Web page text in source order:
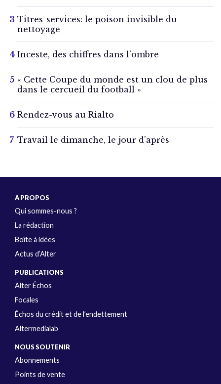
Titres-services: le poison invisible du
nettoyage
Inceste, des chiffres dans l’ombre
« Cette Coupe du monde est un clou de plus
dans le cercueil du football »
Rendez-vous au Rialto
Travail le dimanche, le jour d’après
A PROPOS
Qui sommes-nous ?
La rédaction
Boîte à idées
Actus d’Alter
PUBLICATIONS
Alter Échos
Focales
Échos du crédit et de l’endettement
Altermedialab
NOUS SOUTENIR
Abonnements
Points de vente